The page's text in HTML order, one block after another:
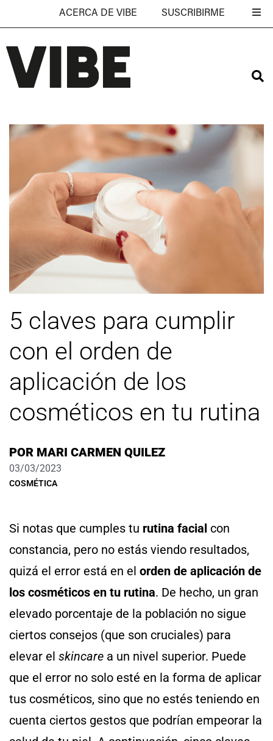
ACERCA DE VIBE SUSCRIBIRME
5 claves para cumplir
con el orden de
aplicación de los
cosméticos en tu rutina
POR MARI CARMEN QUILEZ
03/03/2023
COSMÉTICA
Si notas que cumples tu rutina facial con
constancia, pero no estás viendo resultados,
quizá el error está en el orden de aplicación de
los cosméticos en tu rutina. De hecho, un gran
elevado porcentaje de la población no sigue
ciertos consejos (que son cruciales) para
elevar el skincare a un nivel superior. Puede
que el error no solo esté en la forma de aplicar
tus cosméticos, sino que no estés teniendo en
cuenta ciertos gestos que podrían empeorar la